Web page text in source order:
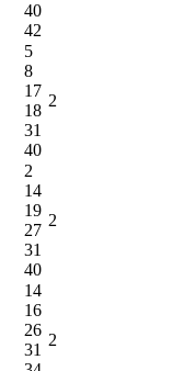
40
42
5
8
17
18
31
40
2
2
14
19
27
31
40
2
14
16
26
31
2